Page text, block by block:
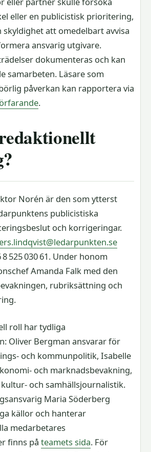
eller en publicistisk prioritering,
att omedelbart avvisa
ansvarig utgivare.
dokumenteras och kan
samarbeten. Läsare som
påverkan kan rapportera via
.
Norén är den som ytterst
publicistiska
och korrigeringar.
525 030 61. Under honom
Amanda Falk med den
rubriksättning och
roll har tydliga
Oliver Bergman ansvarar för
och kommunpolitik, Isabelle
och marknadsbevakning,
och samhällsjournalistik.
Maria Söderberg
källor och hanterar
medarbetares
finns på teamets sida. För